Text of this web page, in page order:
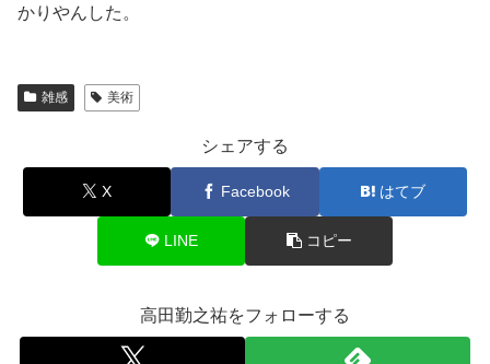
かりやんした。
雑感 美術
シェアする
X Facebook はてブ
LINE コピー
高田勤之祐をフォローする